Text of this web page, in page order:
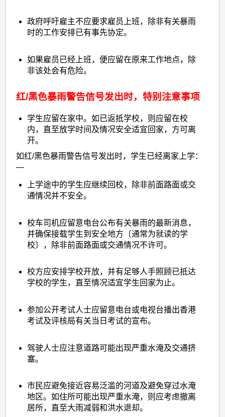
政府呼吁雇主不应要求雇员上班，除非有关暴雨
时的工作安排已有事先协定。
如果雇员已经上班，便应留在原来工作地点，除
非该处会有危险。
红/黑色暴雨警告信号发出时，特别注意事项
学生应留在家中。如已返抵学校，则应留在校
内，直至放学时间及情况安全适宜回家，方可离
开。
如红/黑色暴雨警告信号发出时，学生已经离家上学：
—
上学途中的学生应继续回校，除非前面路面或交
通情况并不安全。
校车司机应留意电台公布有关暴雨的最新消息，
并确保接载学生到安全地方〔通常为就读的学
校〕，除非前面路面或交通情况不许可。
校方应安排学校开放，并有足够人手照顾已抵达
学校的学生，直至情况适宜学生回家为止。
参加公开考试人士应留意电台或电视台播出香港
考试及评核局有关当日考试的宣布。
驾驶人士应注意道路可能出现严重水淹及交通挤
塞。
市民应避免接近容易泛滥的河道及避免穿过水淹
地区。如住所可能出现严重水淹，则应考虑撤离
居所，直至大雨减弱和洪水退却。